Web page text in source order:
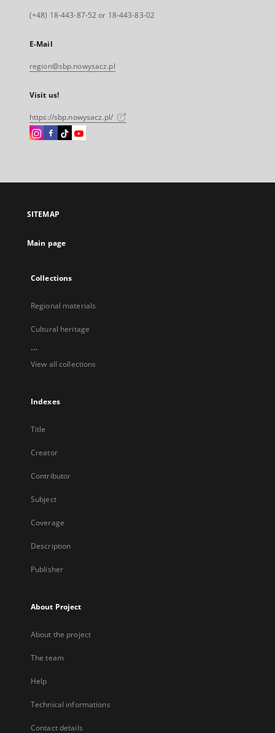
(+48) 18-443-87-52 or 18-443-83-02
E-Mail
region@sbp.nowysacz.pl
Visit us!
https://sbp.nowysacz.pl/
Instagram
open
new
Facebook
open
new
Instagram
open
new
Instagram
open
SITEMAP
Main page
Collections
Regional materials
Cultural heritage
...
View all collections
Indexes
Title
Creator
Contributor
Subject
Coverage
Description
Publisher
About Project
About the project
The team
Help
Technical informations
Contact details